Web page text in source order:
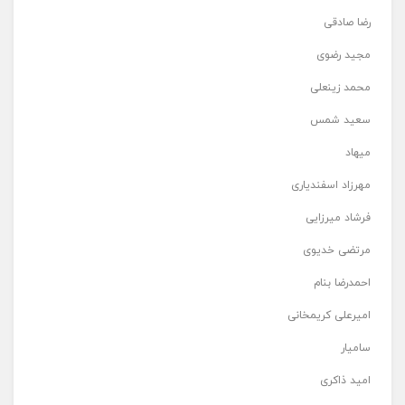
رضا صادقی
مجید رضوی
محمد زینعلی
سعید شمس
میهاد
مهرزاد اسفندیاری
فرشاد میرزایی
مرتضی خدیوی
احمدرضا بنام
امیرعلی کریمخانی
سامیار
امید ذاکری